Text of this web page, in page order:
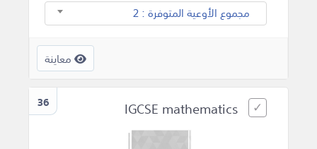
مجموع الأوعية المتوفرة : 2
معاينة
36